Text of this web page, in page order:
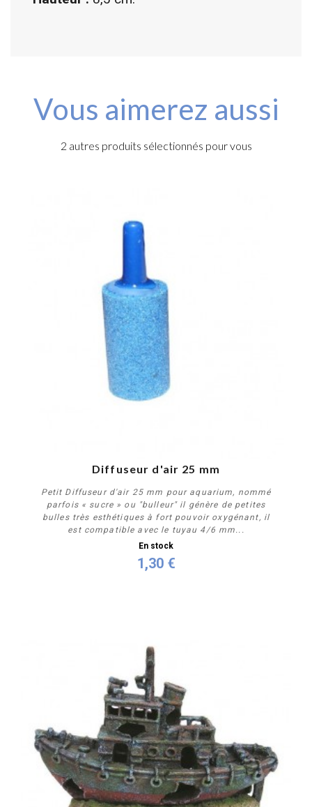
Vous aimerez aussi
2 autres produits sélectionnés pour vous
Diffuseur d'air 25 mm
Petit Diffuseur d'air 25 mm pour aquarium, nommé
parfois « sucre » ou "bulleur" il génère de petites
bulles très esthétiques à fort pouvoir oxygénant, il
est compatible avec le tuyau 4/6 mm...
En stock
1,30 €